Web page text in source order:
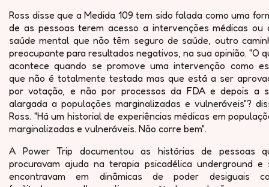
Ross disse que a Medida 109 tem sido falada como uma
de as pessoas terem acesso a intervenções médicas ou
saúde mental que não têm seguro de saúde, outro
preocupante para resultados negativos, na sua opinião. "O
acontece quando se promove uma intervenção como
que não é totalmente testada mas que está a ser
por votação, e não por processos da FDA e depois a
alargada a populações marginalizadas e vulneráveis"?
Ross. "Há um historial de experiências médicas em
marginalizadas e vulneráveis. Não corre bem".
A Power Trip documentou as histórias de pessoas
procuravam ajuda na terapia psicadélica underground e
encontravam em dinâmicas de poder desiguais